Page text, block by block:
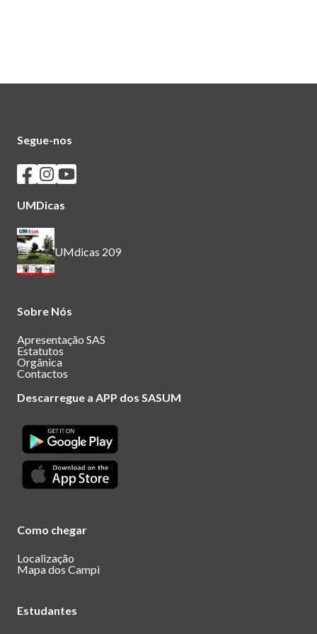
Segue-nos
Seguir os SASUM no Facebook
Seguir os SASUM no Instagram
Seguir os SASUM no Youtube
UMDicas
UMdicas 209
Sobre Nós
Apresentação SAS
Estatutos
Orgânica
Contactos
Descarregue a APP dos SASUM
Como chegar
Localização
Mapa dos Campi
Estudantes